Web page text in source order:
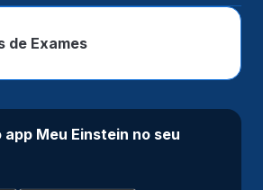
de Exames
app Meu Einstein no seu